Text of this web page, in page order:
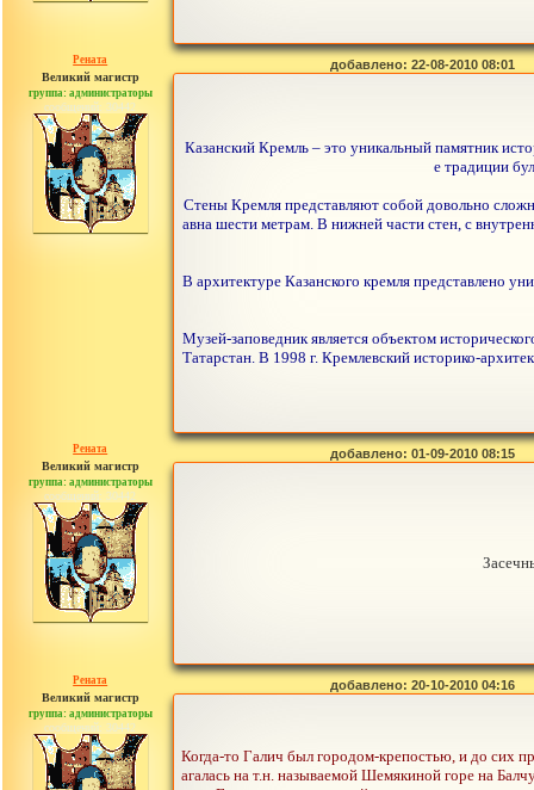
Рената
Великий магистр
группа: администраторы
сообщений: 30442
добавлено: 22-08-2010 08:01
Казанский Кремль – это уникальный памятник
е традиции
Стены Кремля представляют собой довольно
авна шести метрам. В нижней части стен, с
В архитектуре Казанского кремля представлено
Музей-заповедник является объектом
Татарстан. В 1998 г. Кремлевский историко-
Рената
Великий магистр
группа: администраторы
сообщений: 30442
добавлено: 01-09-2010 08:15
Рената
Великий магистр
группа: администраторы
сообщений: 30442
добавлено: 20-10-2010 04:16
Когда-то Галич был городом-крепостью, и до сих
агалась на т.н. называемой Шемякиной горе на